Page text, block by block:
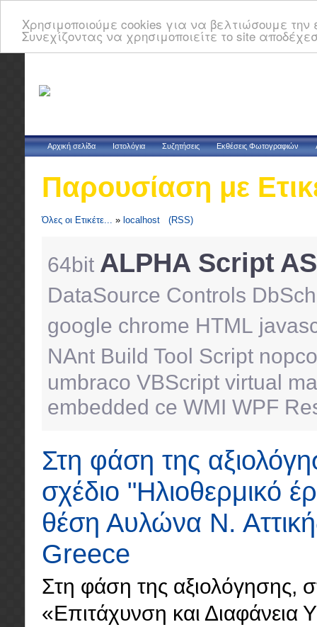
Χρησιμοποιούμε cookies για να βελτιώσουμε
Συνεχίζοντας να χρησιμοποιείτε το site
Αρχική σελίδα Ιστολόγια Συζητήσεις Εκθέσεις Φωτογραφιών
Παρουσίαση με
Όλες οι Ετικέτε... » localhost (RSS)
64bit ALPHA Script
DataSource Controls
google chrome HTML
NAnt Build Tool Script
umbraco VBScript virtual
embedded ce WMI WPF
Στη φάση της
σχέδιο "Ηλιοθερμικό
θέση Αυλώνα Ν.
Greece
Στη φάση της αξιολόγησης,
«Επιτάχυνση και Διαφάνεια